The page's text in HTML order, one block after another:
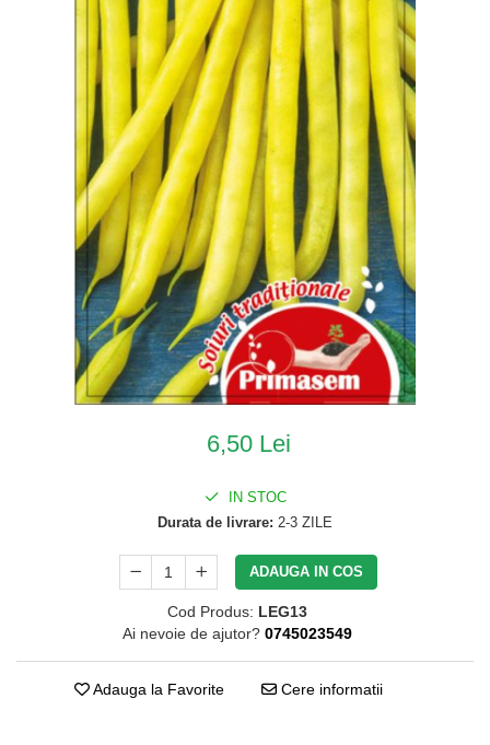
6,50 Lei
IN STOC
Durata de livrare: 2-3 ZILE
ADAUGA IN COS
Cod Produs: LEG13
Ai nevoie de ajutor? 0745023549
Adauga la Favorite Cere informatii